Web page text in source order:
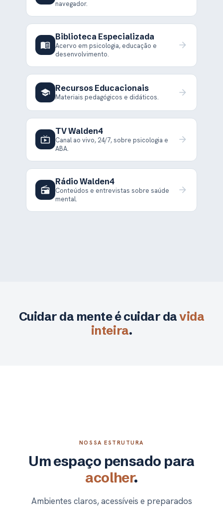
navegador.
menu_book
Biblioteca Especializada
Acervo em psicologia, educação e
desenvolvimento.
arrow_forward
school Recursos Educacionais
Materiais pedagógicos e didáticos. arrow_forward
live_tv
TV Walden4
Canal ao vivo, 24/7, sobre psicologia e
ABA.
arrow_forward
radio
Rádio Walden4
Conteúdos e entrevistas sobre saúde
mental.
arrow_forward
Cuidar da mente é cuidar davida
inteira.
NOSSA ESTRUTURA
Um espaço pensado para
acolher.
Ambientes claros, acessíveis e preparados